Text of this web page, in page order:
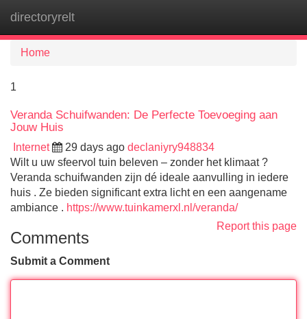
directoryrelt
Home
1
Veranda Schuifwanden: De Perfecte Toevoeging aan
Jouw Huis
Internet 29 days ago declaniyry948834
Wilt u uw sfeervol tuin beleven – zonder het klimaat ?
Veranda schuifwanden zijn dé ideale aanvulling in iedere
huis . Ze bieden significant extra licht en een aangename
ambiance . https://www.tuinkamerxl.nl/veranda/
Report this page
Comments
Submit a Comment